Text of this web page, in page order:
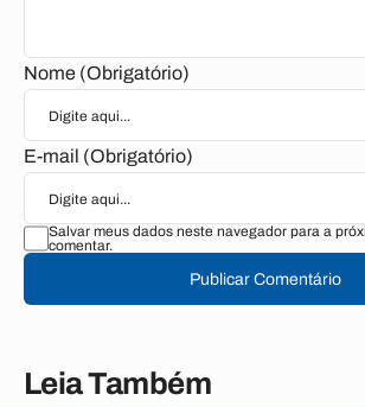
Nome (Obrigatório)
E-mail (Obrigatório)
Salvar meus dados neste navegador para a
comentar.
Publicar Comentário
Leia Também